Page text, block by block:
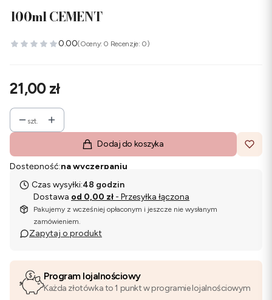
100ml CEMENT
0.00(Oceny: 0 Recenzje: 0)
Cena
21,00 zł
szt.
Dodaj do koszyka
Dostępność:na wyczerpaniu
Czas wysyłki:48 godzin
Dostawa od 0,00 zł - Przesyłka łączona
Pakujemy z wcześniej opłaconym i jeszcze nie wysłanym
zamówieniem.
Zapytaj o produkt
Program lojalnościowy
Każda złotówka to 1 punkt w programie lojalnościowym